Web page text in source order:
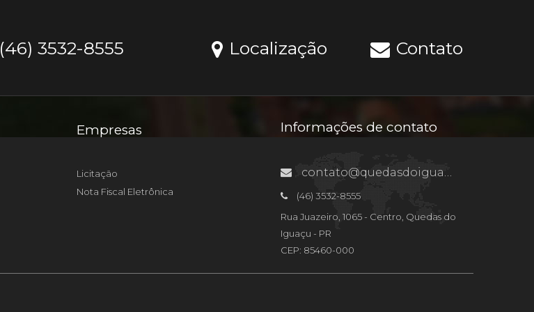
(46) 3532-8555 Localização Contato
Empresas
Licitação
Nota Fiscal Eletrônica
Informações de contato
contato@quedasdoiguacu.pr.gov.br
(46) 3532-8555
Rua Juazeiro, 1065 - Centro, Quedas do
Iguaçu - PR
CEP: 85460-000